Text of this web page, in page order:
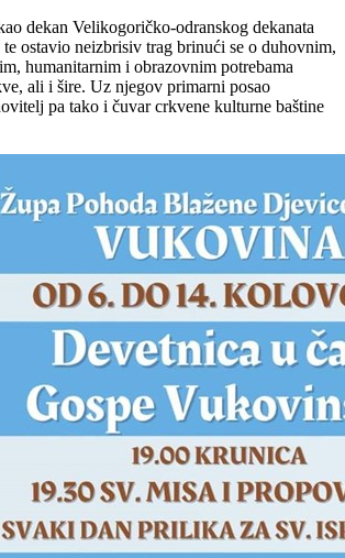
dekan Velikogoričko-odranskog dekanata
ostavio neizbrisiv trag brinući se o duhovnim,
humanitarnim i obrazovnim potrebama
ali i šire. Uz njegov primarni posao
pa tako i čuvar crkvene kulturne baštine